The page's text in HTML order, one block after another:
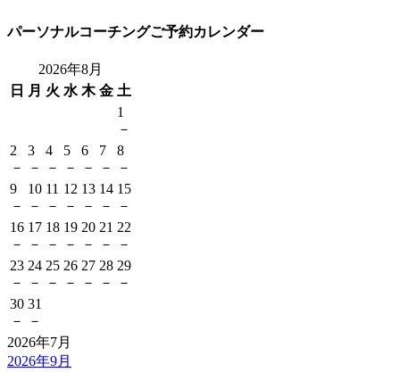
パーソナルコーチングご予約カレンダー
2026年8月
日
月 火 水 木 金 土
1
－
2
－
3
－
4
－
5
－
6
－
7
－
8
－
9
－
10
－
11
－
12
－
13
－
14
－
15
－
16
－
17
－
18
－
19
－
20
－
21
－
22
－
23
－
24
－
25
－
26
－
27
－
28
－
29
－
30
－
31
－
2026年7月
2026年9月